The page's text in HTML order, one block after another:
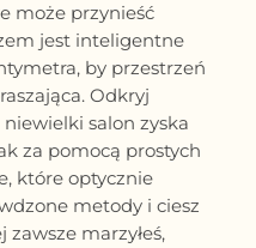
może przynieść
jest inteligentne
by przestrzeń
Odkryj
salon zyska
za pomocą prostych
które optycznie
metody i ciesz
marzyłeś,